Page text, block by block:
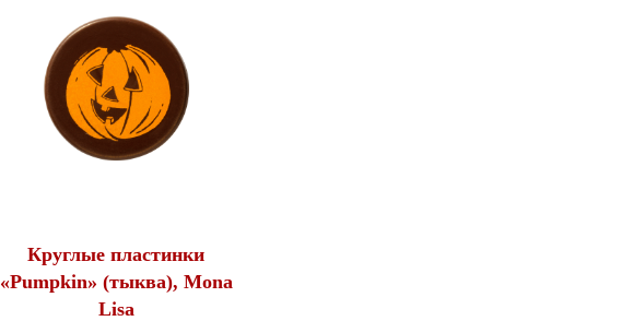
Круглые пластинки
«Pumpkin» (тыква), Mona
Lisa